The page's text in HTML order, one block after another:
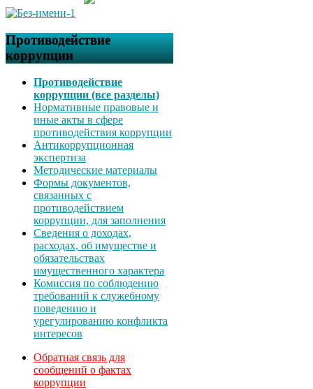
Противодействие
коррупции
Противодействие
коррупции (все разделы)
Нормативные правовые и
иные акты в сфере
противодействия коррупции
Антикоррупционная
экспертиза
Методические материалы
Формы документов,
связанных с
противодействием
коррупции, для заполнения
Сведения о доходах,
расходах, об имуществе и
обязательствах
имущественного характера
Комиссия по соблюдению
требований к служебному
поведению и
урегулированию конфликта
интересов
Обратная связь для
сообщений о фактах
коррупции